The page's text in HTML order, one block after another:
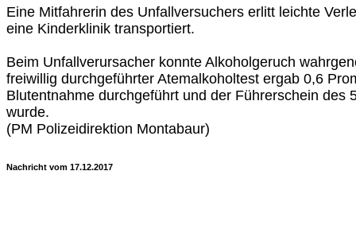
Eine Mitfahrerin des Unfallversuchers erlitt leichte
eine Kinderklinik transportiert.
Beim Unfallverursacher konnte Alkoholgeruch
freiwillig durchgeführter Atemalkoholtest ergab 0,6
Blutentnahme durchgeführt und der Führerschein des
wurde.
(PM Polizeidirektion Montabaur)
Nachricht vom 17.12.2017